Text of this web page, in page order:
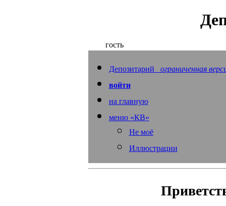
гость
Депозитарий
ограниченная
войти
на главную
меню «КВ»
Не моё
Иллюстрации